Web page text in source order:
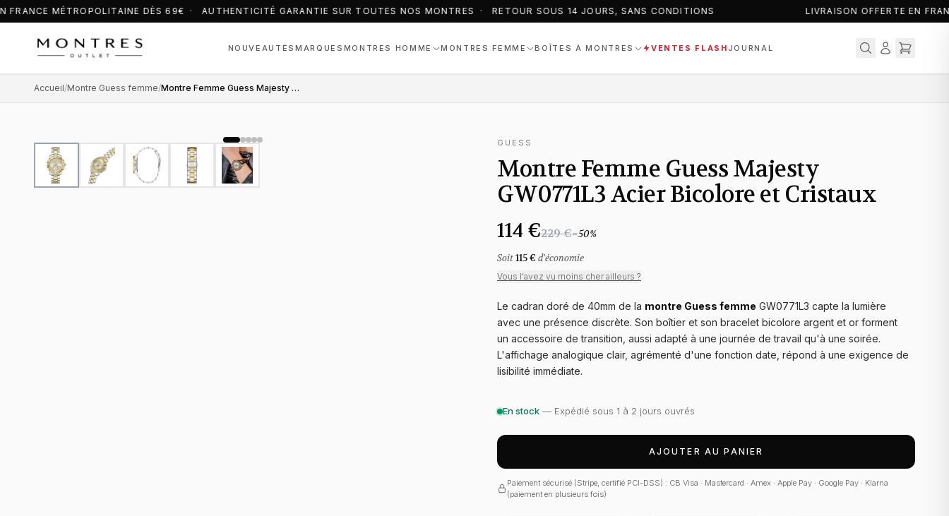
FRANCE MÉTROPOLITAINE DÈS 69€ · AUTHENTICITÉ GARANTIE SUR TOUTES NOS MONTRES · RETOUR SOUS 14 JOURS, SANS CONDITIONS LIVRAISON OFFERTE EN
NOUVEAUTÉSMARQUES MONTRES HOMME MONTRES FEMME BOÎTES À MONTRES VENTES FLASH JOURNAL
Accueil/Montre Guess femme/ Montre Femme Guess Majesty GW0771L3 Acier Bicolore et Cristaux
GUESS
Montre Femme Guess Majesty
GW0771L3 Acier Bicolore et Cristaux
114 €229 €−50%
Soit115 € d'économie
Vous l'avez vu moins cher ailleurs ?
Le cadran doré de 40mm de la montre Guess femme GW0771L3 capte la lumière
avec une présence discrète. Son boîtier et son bracelet bicolore argent et or forment
un accessoire de transition, aussi adapté à une journée de travail qu'à une soirée.
L'affichage analogique clair, agrémenté d'une fonction date, répond à une exigence de
lisibilité immédiate.
En stock — Expédié sous 1 à 2 jours ouvrés
AJOUTER AU PANIER
Paiement sécurisé (Stripe, certifié PCI-DSS) : CB Visa · Mastercard · Amex · Apple Pay · Google Pay · Klarna
(paiement en plusieurs fois)